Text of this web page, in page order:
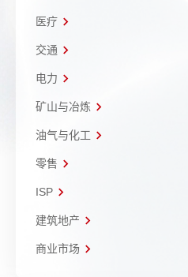
医疗
交通
电力
矿山与冶炼
油气与化工
零售
ISP
建筑地产
商业市场